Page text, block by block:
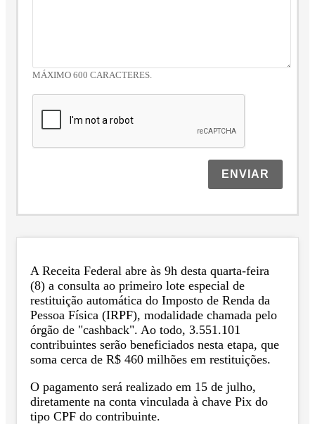
MÁXIMO 600 CARACTERES.
ENVIAR
A Receita Federal abre às 9h desta quarta-feira
(8) a consulta ao primeiro lote especial de
restituição automática do Imposto de Renda da
Pessoa Física (IRPF), modalidade chamada pelo
órgão de "cashback". Ao todo, 3.551.101
contribuintes serão beneficiados nesta etapa, que
soma cerca de R$ 460 milhões em restituições.
O pagamento será realizado em 15 de julho,
diretamente na conta vinculada à chave Pix do
tipo CPF do contribuinte.